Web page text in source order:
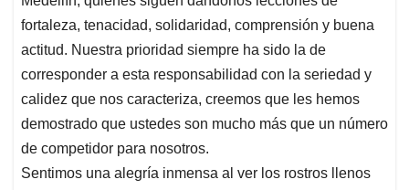
fortaleza, tenacidad, solidaridad, comprensión y buena
actitud. Nuestra prioridad siempre ha sido la de
corresponder a esta responsabilidad con la seriedad y
calidez que nos caracteriza, creemos que les hemos
demostrado que ustedes son mucho más que un número
de competidor para nosotros.
Sentimos una alegría inmensa al ver los rostros llenos